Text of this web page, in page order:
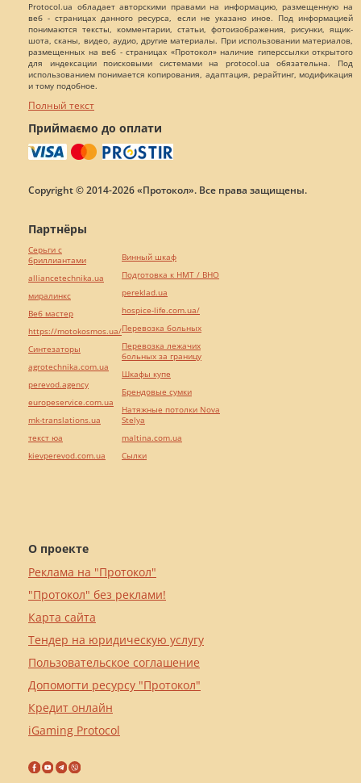
Protocol.ua обладает авторскими правами на информацию, размещенную на
веб - страницах данного ресурса, если не указано иное. Под информацией
понимаются тексты, комментарии, статьи, фотоизображения, рисунки, ящик-
шота, сканы, видео, аудио, другие материалы. При использовании материалов,
размещенных на веб - страницах «Протокол» наличие гиперссылки открытого
для индексации поисковыми системами на protocol.ua обязательна. Под
использованием понимается копирования, адаптация, рерайтинг, модификация
и тому подобное.
Полный текст
Приймаємо до оплати
Copyright © 2014-2026 «Протокол». Все права защищены.
О проекте
Реклама на "Протокол"
"Протокол" без реклами!
Карта сайта
Тендер на юридическую услугу
Пользовательское соглашение
Допомогти ресурсу "Протокол"
Кредит онлайн
iGaming Protocol
Партнёры
Серьги с
бриллиантами
alliancetechnika.ua
миралинкс
Веб мастер
https://motokosmos.ua/
Синтезаторы
agrotechnika.com.ua
perevod.agency
europeservice.com.ua
mk-translations.ua
текст юа
kievperevod.com.ua
Винный шкаф
Подготовка к НМТ / ВНО
pereklad.ua
hospice-life.com.ua/
Перевозка больных
Перевозка лежачих
больных за границу
Шкафы купе
Брендовые сумки
Натяжные потолки Nova
Stelya
maltina.com.ua
Cылки